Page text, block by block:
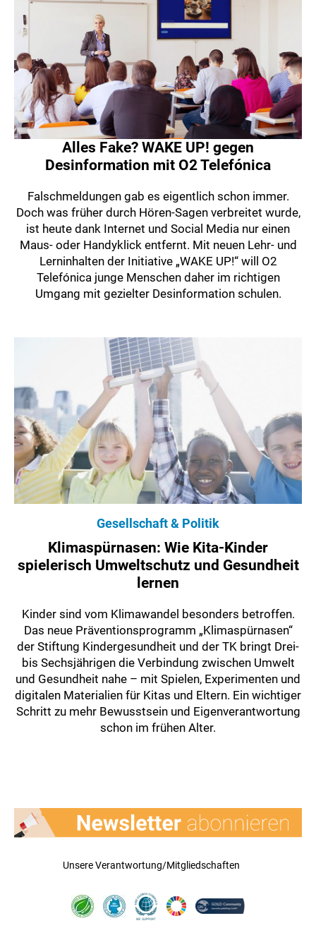
Alles Fake? WAKE UP! gegen
Desinformation mit O2 Telefónica
Falschmeldungen gab es eigentlich schon immer.
Doch was früher durch Hören-Sagen verbreitet wurde,
ist heute dank Internet und Social Media nur einen
Maus- oder Handyklick entfernt. Mit neuen Lehr- und
Lerninhalten der Initiative „WAKE UP!“ will O2
Telefónica junge Menschen daher im richtigen
Umgang mit gezielter Desinformation schulen.
Gesellschaft & Politik
Klimaspürnasen: Wie Kita-Kinder
spielerisch Umweltschutz und Gesundheit
lernen
Kinder sind vom Klimawandel besonders betroffen.
Das neue Präventionsprogramm „Klimaspürnasen“
der Stiftung Kindergesundheit und der TK bringt Drei-
bis Sechsjährigen die Verbindung zwischen Umwelt
und Gesundheit nahe – mit Spielen, Experimenten und
digitalen Materialien für Kitas und Eltern. Ein wichtiger
Schritt zu mehr Bewusstsein und Eigenverantwortung
schon im frühen Alter.
Unsere Verantwortung/Mitgliedschaften